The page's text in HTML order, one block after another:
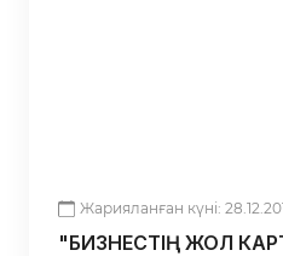
Жарияланған күні:
"БИЗНЕСТІҢ ЖОЛ